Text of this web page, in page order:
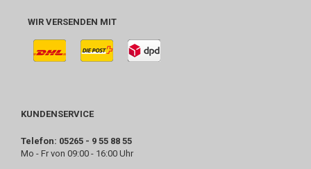
WIR VERSENDEN MIT
KUNDENSERVICE
Telefon: 05265 - 9 55 88 55
Mo - Fr von 09:00 - 16:00 Uhr